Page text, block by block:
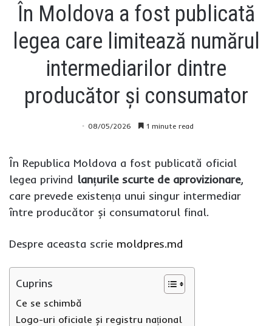
În Moldova a fost publicată
legea care limitează numărul
intermediarilor dintre
producător și consumator
08/05/2026 1 minute read
În Republica Moldova a fost publicată oficial
legea privind lanțurile scurte de aprovizionare,
care prevede existența unui singur intermediar
între producător și consumatorul final.
Despre aceasta scrie moldpres.md
Cuprins
Ce se schimbă
Logo-uri oficiale și registru național